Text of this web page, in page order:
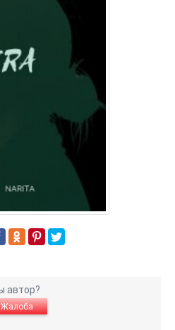
автор?
Жалоба